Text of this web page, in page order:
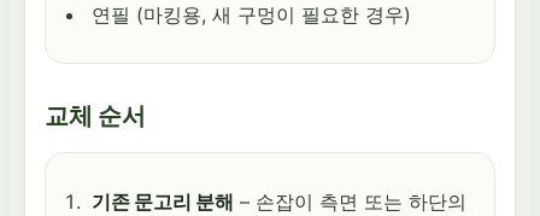
연필 (마킹용, 새 구멍이 필요한 경우)
교체 순서
기존 문고리 분해 – 손잡이 측면 또는 하단의